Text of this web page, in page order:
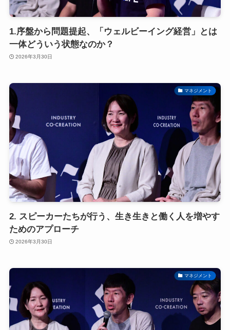
1.序盤から問題提起、「ウェルビーイング経営」とは
一体どういう状態なのか？
2026年3月30日
マネジメント
2. スピーカーたちが行う、生き生きと働く人を増やす
ためのアプローチ
2026年3月30日
マネジメント